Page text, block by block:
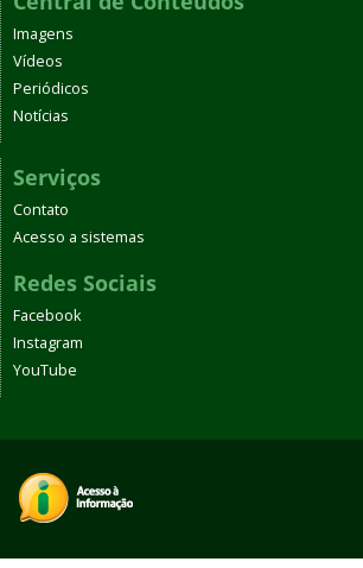
Imagens
Vídeos
Periódicos
Notícias
Serviços
Contato
Acesso a sistemas
Redes Sociais
Facebook
Instagram
YouTube